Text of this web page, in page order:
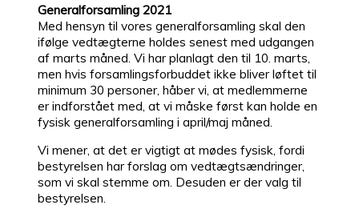
Generalforsamling 2021
Med hensyn til vores generalforsamling skal den
ifølge vedtægterne holdes senest med udgangen
af marts måned. Vi har planlagt den til 10. marts,
men hvis forsamlingsforbuddet ikke bliver løftet til
minimum 30 personer, håber vi, at medlemmerne
er indforstået med, at vi måske først kan holde en
fysisk generalforsamling i april/maj måned.
Vi mener, at det er vigtigt at mødes fysisk, fordi
bestyrelsen har forslag om vedtægtsændringer,
som vi skal stemme om. Desuden er der valg til
bestyrelsen.